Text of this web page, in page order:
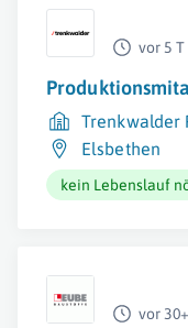
vor 5 T
Trenkwalder
Elsbethen
kein Lebenslauf
vor